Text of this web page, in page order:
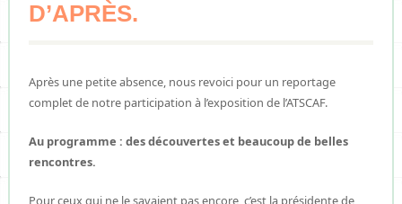
D’APRÈS.
Après une petite absence, nous revoici pour un reportage
complet de notre participation à l’exposition de l’ATSCAF.
Au programme : des découvertes et beaucoup de belles
rencontres.
Pour ceux qui ne le savaient pas encore, c’est la présidente de